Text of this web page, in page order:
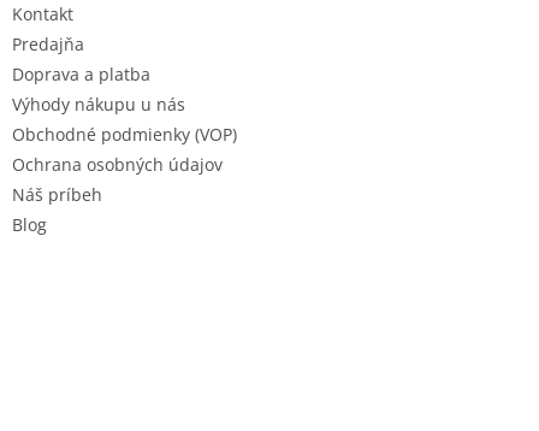
Kontakt
Predajňa
Doprava a platba
Výhody nákupu u nás
Obchodné podmienky (VOP)
Ochrana osobných údajov
Náš príbeh
Blog